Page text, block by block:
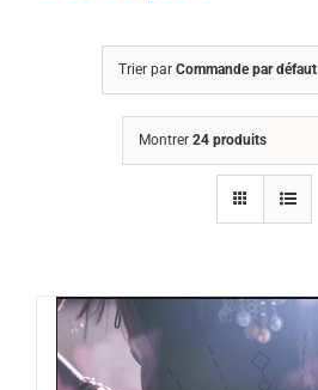
Trier par Commande par défaut
Montrer 24 produits